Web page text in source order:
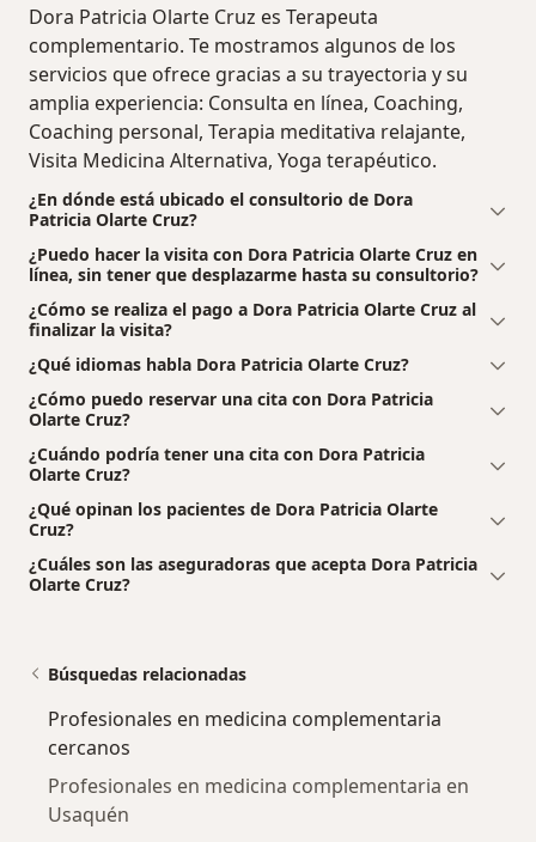
Dora Patricia Olarte Cruz es Terapeuta
complementario. Te mostramos algunos de los
servicios que ofrece gracias a su trayectoria y su
amplia experiencia: Consulta en línea, Coaching,
Coaching personal, Terapia meditativa relajante,
Visita Medicina Alternativa, Yoga terapéutico.
¿En dónde está ubicado el consultorio de Dora
Patricia Olarte Cruz?
¿Puedo hacer la visita con Dora Patricia Olarte Cruz en
línea, sin tener que desplazarme hasta su consultorio?
¿Cómo se realiza el pago a Dora Patricia Olarte Cruz al
finalizar la visita?
¿Qué idiomas habla Dora Patricia Olarte Cruz?
¿Cómo puedo reservar una cita con Dora Patricia
Olarte Cruz?
¿Cuándo podría tener una cita con Dora Patricia
Olarte Cruz?
¿Qué opinan los pacientes de Dora Patricia Olarte
Cruz?
¿Cuáles son las aseguradoras que acepta Dora Patricia
Olarte Cruz?
Búsquedas relacionadas
Profesionales en medicina complementaria
cercanos
Profesionales en medicina complementaria en
Usaquén